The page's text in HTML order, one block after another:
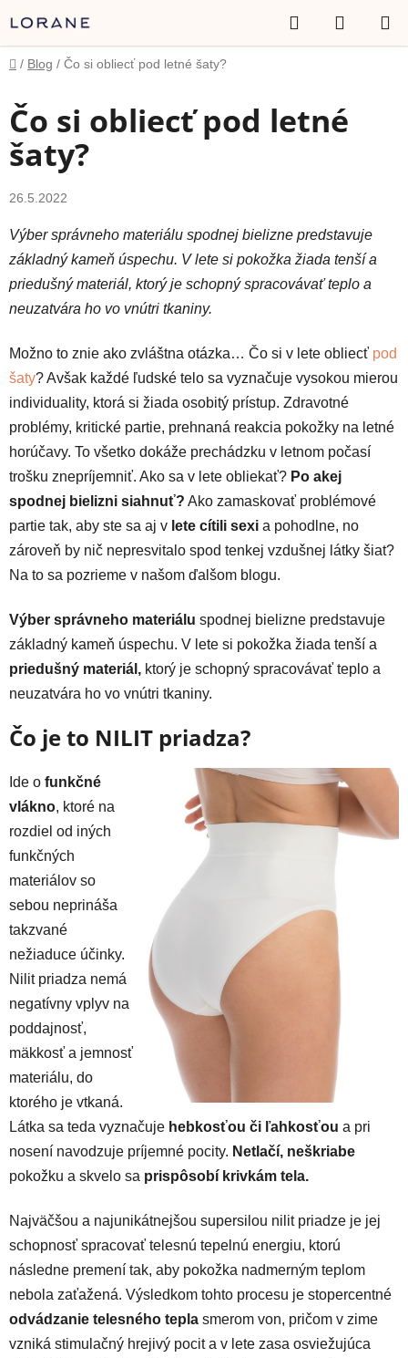
na
obsah
Hľadať
KOŠÍK
Domov
/ Blog / Čo si obliecť pod letné šaty?
Čo si obliecť pod letné
šaty?
26.5.2022
Výber správneho materiálu spodnej bielizne predstavuje
základný kameň úspechu. V lete si pokožka žiada tenší a
priedušný materiál, ktorý je schopný spracovávať teplo a
neuzatvára ho vo vnútri tkaniny.
Možno to znie ako zvláštna otázka… Čo si v lete obliecť pod
šaty? Avšak každé ľudské telo sa vyznačuje vysokou mierou
individuality, ktorá si žiada osobitý prístup. Zdravotné
problémy, kritické partie, prehnaná reakcia pokožky na letné
horúčavy. To všetko dokáže prechádzku v letnom počasí
trošku znepríjemniť. Ako sa v lete obliekať? Po akej
spodnej bielizni siahnuť? Ako zamaskovať problémové
partie tak, aby ste sa aj v lete cítili sexi a pohodlne, no
zároveň by nič nepresvitalo spod tenkej vzdušnej látky šiat?
Na to sa pozrieme v našom ďalšom blogu.
Výber správneho materiálu spodnej bielizne predstavuje
základný kameň úspechu. V lete si pokožka žiada tenší a
priedušný materiál, ktorý je schopný spracovávať teplo a
neuzatvára ho vo vnútri tkaniny.
Čo je to NILIT priadza?
Ide o funkčné
vlákno, ktoré na
rozdiel od iných
funkčných
materiálov so
sebou neprináša
takzvané
nežiaduce účinky.
Nilit priadza nemá
negatívny vplyv na
poddajnosť,
mäkkosť a jemnosť
materiálu, do
ktorého je vtkaná.
Látka sa teda vyznačuje hebkosťou či ľahkosťou a pri
nosení navodzuje príjemné pocity. Netlačí, neškriabe
pokožku a skvelo sa prispôsobí krivkám tela.
Najväčšou a najunikátnejšou supersilou nilit priadze je jej
schopnosť spracovať telesnú tepelnú energiu, ktorú
následne premení tak, aby pokožka nadmerným teplom
nebola zaťažená. Výsledkom tohto procesu je stopercentné
odvádzanie telesného tepla smerom von, pričom v zime
vzniká stimulačný hrejivý pocit a v lete zasa osviežujúca